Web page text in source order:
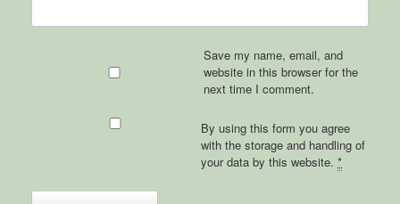
Save my name, email, and
website in this browser for the
next time I comment.
By using this form you agree
with the storage and handling of
your data by this website. *